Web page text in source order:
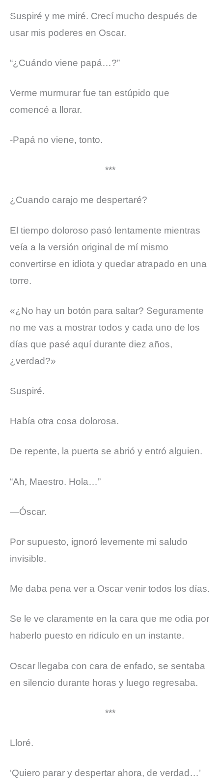
Suspiré y me miré. Crecí mucho después de
usar mis poderes en Oscar.
“¿Cuándo viene papá…?”
Verme murmurar fue tan estúpido que
comencé a llorar.
-Papá no viene, tonto.
***
¿Cuando carajo me despertaré?
El tiempo doloroso pasó lentamente mientras
veía a la versión original de mí mismo
convertirse en idiota y quedar atrapado en una
torre.
«¿No hay un botón para saltar? Seguramente
no me vas a mostrar todos y cada uno de los
días que pasé aquí durante diez años,
¿verdad?»
Suspiré.
Había otra cosa dolorosa.
De repente, la puerta se abrió y entró alguien.
“Ah, Maestro. Hola…”
—Óscar.
Por supuesto, ignoró levemente mi saludo
invisible.
Me daba pena ver a Oscar venir todos los días.
Se le ve claramente en la cara que me odia por
haberlo puesto en ridículo en un instante.
Oscar llegaba con cara de enfado, se sentaba
en silencio durante horas y luego regresaba.
***
Lloré.
‘Quiero parar y despertar ahora, de verdad…’